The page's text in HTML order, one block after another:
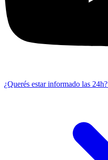
¿Querés estar informado las 24h?